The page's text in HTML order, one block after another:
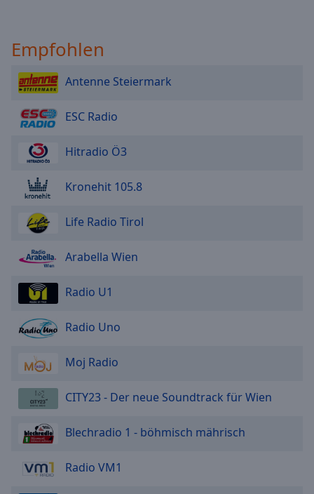
Empfohlen
Antenne Steiermark
ESC Radio
Hitradio Ö3
Kronehit 105.8
Life Radio Tirol
Arabella Wien
Radio U1
Radio Uno
Moj Radio
CITY23 - Der neue Soundtrack für Wien
Blechradio 1 - böhmisch mährisch
Radio VM1